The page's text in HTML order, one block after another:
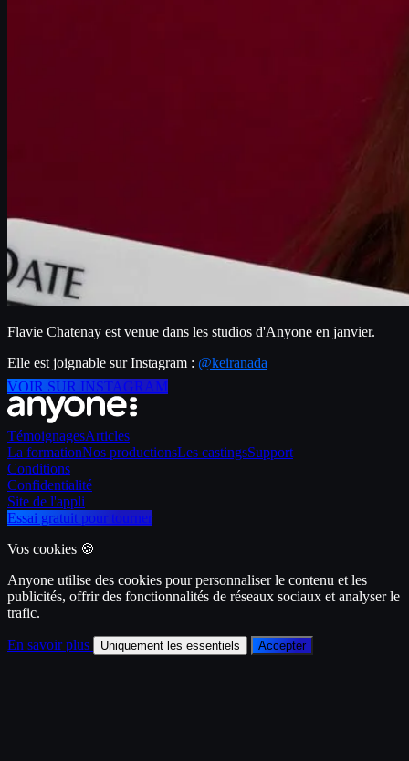
Flavie Chatenay est venue dans les studios d'Anyone en janvier.
Elle est joignable sur Instagram : @keiranada
VOIR SUR INSTAGRAM
TémoignagesArticles
La formationNos productionsLes castingsSupport
Conditions
Confidentialité
Site de l'appli
Essai gratuit pour tourner
Vos cookies 🍪
Anyone utilise des cookies pour personnaliser le contenu et les
publicités, offrir des fonctionnalités de réseaux sociaux et analyser le
trafic.
En savoir plus Uniquement les essentiels Accepter